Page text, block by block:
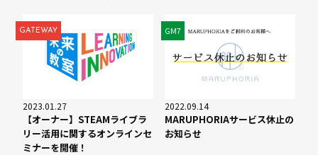
2023.01.27
GATEWAY
【オーナー】STEAMライブラ
リー活⽤に関するオンラインセ
ミナーを開催！
2022.09.14
GM7
MARUPHORIAサービス休止の
お知らせ